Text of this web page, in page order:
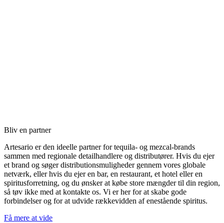
Bliv en partner
Artesario er den ideelle partner for tequila- og mezcal-brands
sammen med regionale detailhandlere og distributører. Hvis du ejer
et brand og søger distributionsmuligheder gennem vores globale
netværk, eller hvis du ejer en bar, en restaurant, et hotel eller en
spiritusforretning, og du ønsker at købe store mængder til din region,
så tøv ikke med at kontakte os. Vi er her for at skabe gode
forbindelser og for at udvide rækkevidden af enestående spiritus.
Få mere at vide